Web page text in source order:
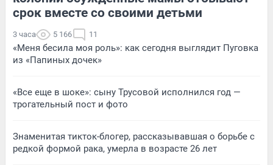
срок вместе со своими детьми
3 часа 5 166 11
«Меня бесила моя роль»: как сегодня выглядит Пуговка
из «Папиных дочек»
«Все еще в шоке»: сыну Трусовой исполнился год —
трогательный пост и фото
Знаменитая тикток-блогер, рассказывавшая о борьбе с
редкой формой рака, умерла в возрасте 26 лет